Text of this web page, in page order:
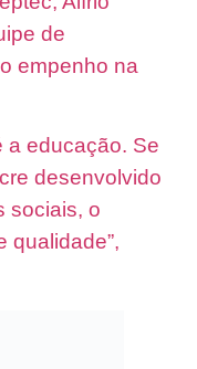
de
empenho na
a educação. Se
desenvolvido
sociais, o
qualidade”,